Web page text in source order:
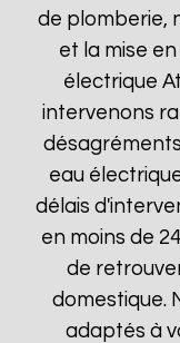
de plomberie,
et la mise
électrique
intervenons
eau
délais
en moins de
de
domestique.
adaptés à